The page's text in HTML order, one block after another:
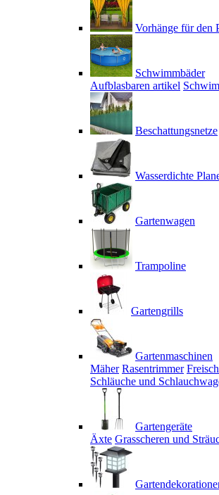
Vorhänge für den
Schwimmbäder
Aufblasbaren artikel
Beschattungsnetze
Wasserdichte
Gartenwagen
Trampoline
Gartengrills
Gartenmaschinen
Mäher Rasentrimmer
Schläuche und
Gartengeräte
Äxte Grasscheren und